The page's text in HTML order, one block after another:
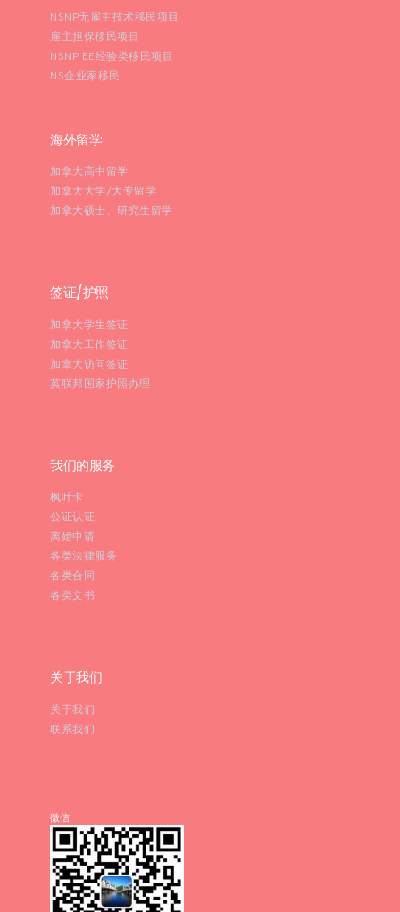
NSNP无雇主技术移民项目
雇主担保移民项目
NSNP EE经验类移民项目
NS企业家移民
海外留学
加拿大高中留学
加拿大大学/大专留学
加拿大硕士、研究生留学
签证/护照
加拿大学生签证
加拿大工作签证
加拿大访问签证
英联邦国家护照办理
我们的服务
枫叶卡
公证认证
离婚申请
各类法律服务
各类合同
各类文书
关于我们
关于我们
联系我们
微信